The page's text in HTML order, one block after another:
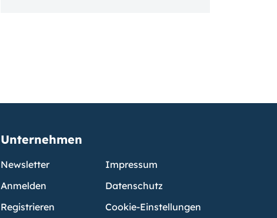
Unternehmen
Newsletter
Anmelden
Registrieren
Impressum
Datenschutz
Cookie-Einstellungen